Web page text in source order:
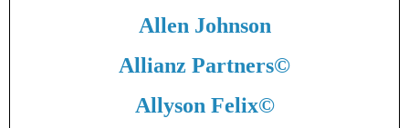
Allen Johnson
Allianz Partners©
Allyson Felix©